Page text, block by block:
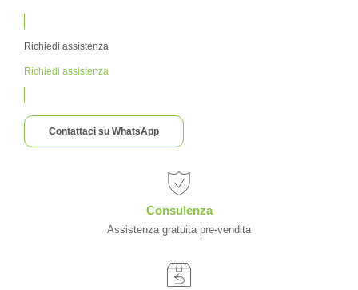
Richiedi assistenza
Richiedi assistenza
Contattaci su WhatsApp
Consulenza
Assistenza gratuita pre-vendita